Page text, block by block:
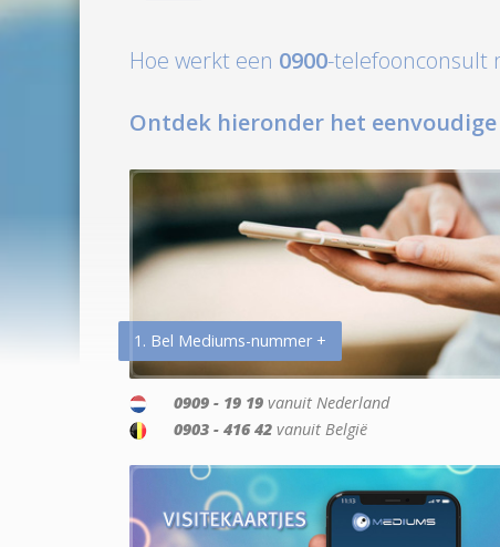
Hoe werkt een 0900-telefoonconsult
Ontdek hieronder het
1. Bel Mediums-nummer +
0909 - 19 19 vanuit Nederland
0903 - 416 42 vanuit België